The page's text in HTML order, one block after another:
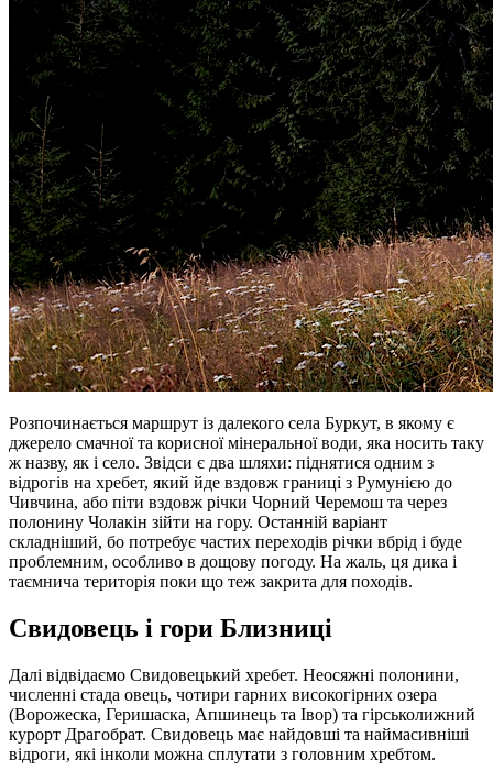
Розпочинається маршрут із далекого села Буркут, в якому є
джерело смачної та корисної мінеральної води, яка носить таку
ж назву, як і село. Звідси є два шляхи: піднятися одним з
відрогів на хребет, який йде вздовж границі з Румунією до
Чивчина, або піти вздовж річки Чорний Черемош та через
полонину Чолакін зійти на гору. Останній варіант
складніший, бо потребує частих переходів річки вбрід і буде
проблемним, особливо в дощову погоду. На жаль, ця дика і
таємнича територія поки що теж закрита для походів.
Свидовець і гори Близниці
Далі відвідаємо Свидовецький хребет. Неосяжні полонини,
численні стада овець, чотири гарних високогірних озера
(Ворожеска, Геришаска, Апшинець та Івор) та гірськолижний
курорт Драгобрат. Свидовець має найдовші та наймасивніші
відроги, які інколи можна сплутати з головним хребтом.